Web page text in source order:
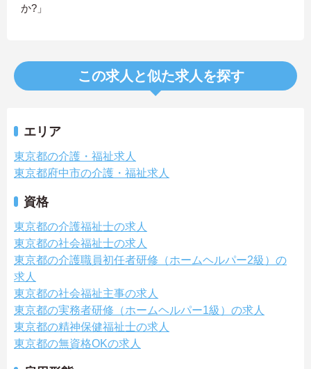
か?」
この求人と似た求人を探す
エリア
東京都の介護・福祉求人
東京都府中市の介護・福祉求人
資格
東京都の介護福祉士の求人
東京都の社会福祉士の求人
東京都の介護職員初任者研修（ホームヘルパー2級）の
求人
東京都の社会福祉主事の求人
東京都の実務者研修（ホームヘルパー1級）の求人
東京都の精神保健福祉士の求人
東京都の無資格OKの求人